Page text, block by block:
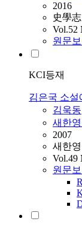
2016
史學志
Vol.52
원문보
KCI등재
김은국 소설
김욱동
새한
2007
새한
Vol.49
원문보